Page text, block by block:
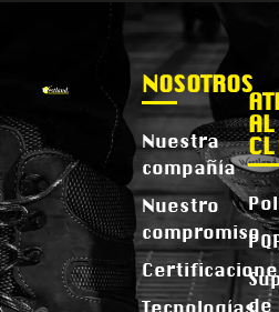
NOSOTROS
Nuestra
compañía
Nuestro
compromiso
Tecnologías
AL
de